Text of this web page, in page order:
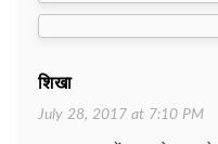
navigation
शिखा
July 28, 2017 at 7:10 PM